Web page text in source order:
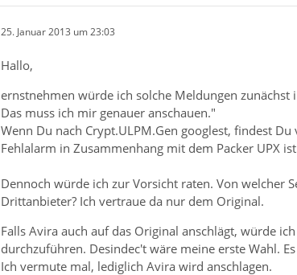
25. Januar 2013 um 23:03
Hallo,
ernstnehmen würde ich solche Meldungen zunächst
Das muss ich mir genauer anschauen."
Wenn Du nach Crypt.ULPM.Gen googlest, findest
Fehlalarm in Zusammenhang mit dem Packer UPX
Dennoch würde ich zur Vorsicht raten. Von welcher
Drittanbieter? Ich vertraue da nur dem Original.
Falls Avira auch auf das Original anschlägt, würde
durchzuführen. Desindec't wäre meine erste Wahl.
Ich vermute mal, lediglich Avira wird anschlagen.